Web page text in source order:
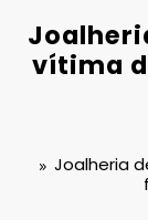
vítima
Joalheria